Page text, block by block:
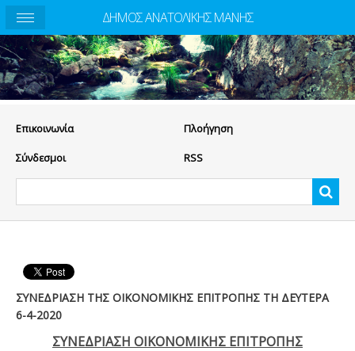
Eπικοινωνία Πλοήγηση
Σύνδεσμοι RSS
ΣΥΝΕΔΡΙΑΣΗ ΤΗΣ ΟΙΚΟΝΟΜΙΚΗΣ ΕΠΙΤΡΟΠΗΣ ΤΗ ΔΕΥΤΕΡΑ
6-4-2020
ΣΥΝΕΔΡΙΑΣΗ ΟΙΚΟΝΟΜΙΚΗΣ ΕΠΙΤΡΟΠΗΣ
ΔΗΜΟΣ ΑΝΑΤΟΛΙΚΗΣ ΜΑΝΗΣ